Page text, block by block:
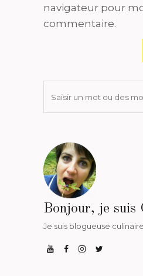
navigateur pour
commentaire.
Bonjour, je suis
Je suis blogueuse